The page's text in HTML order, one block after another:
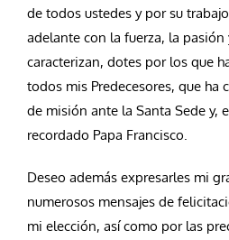
de todos ustedes y por su
adelante con la fuerza, la
caracterizan, dotes por los que
todos mis Predecesores, que ha
de misión ante la Santa Sede y,
recordado Papa Francisco.
Deseo además expresarles mi
numerosos mensajes de
mi elección, así como por las